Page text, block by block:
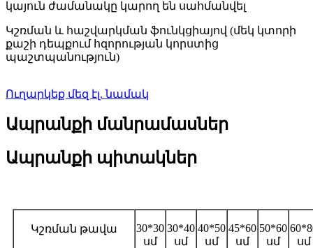
կայուն ժամանակը կարող են սահմանվել
Կշռման և հաշվարկման ֆունկցիայով (մեկ կտորի
քաշի դեպքում հզորության կորստից
պաշտպանություն)
Ուղարկեք մեզ էլ. նամակ
Ապրանքի մանրամասներ
Ապրանքի պիտակներ
Կշռման թավա
30*30
սմ
30*40
սմ
40*50
սմ
45*60
սմ
50*60
սմ
սմ